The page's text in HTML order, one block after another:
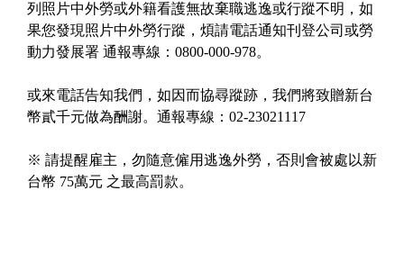
列照片中外勞或外籍看護無故棄職逃逸或行蹤不明，如
果您發現照片中外勞行蹤，煩請電話通知刊登公司或勞
動力發展署 通報專線：0800-000-978。
或來電話告知我們，如因而協尋蹤跡，我們將致贈新台
幣貳千元做為酬謝。通報專線：02-23021117
※ 請提醒雇主，勿隨意僱用逃逸外勞，否則會被處以新
台幣 75萬元 之最高罰款。